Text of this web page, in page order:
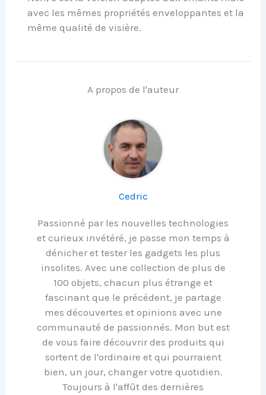
avec les mêmes propriétés enveloppantes et la
même qualité de visière.
A propos de l'auteur
Cedric
Passionné par les nouvelles technologies
et curieux invétéré, je passe mon temps à
dénicher et tester les gadgets les plus
insolites. Avec une collection de plus de
100 objets, chacun plus étrange et
fascinant que le précédent, je partage
mes découvertes et opinions avec une
communauté de passionnés. Mon but est
de vous faire découvrir des produits qui
sortent de l'ordinaire et qui pourraient
bien, un jour, changer votre quotidien.
Toujours à l'affût des dernières